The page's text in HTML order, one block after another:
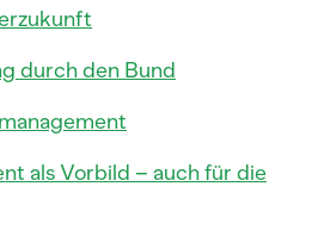
durch den Bund
als Vorbild – auch für die